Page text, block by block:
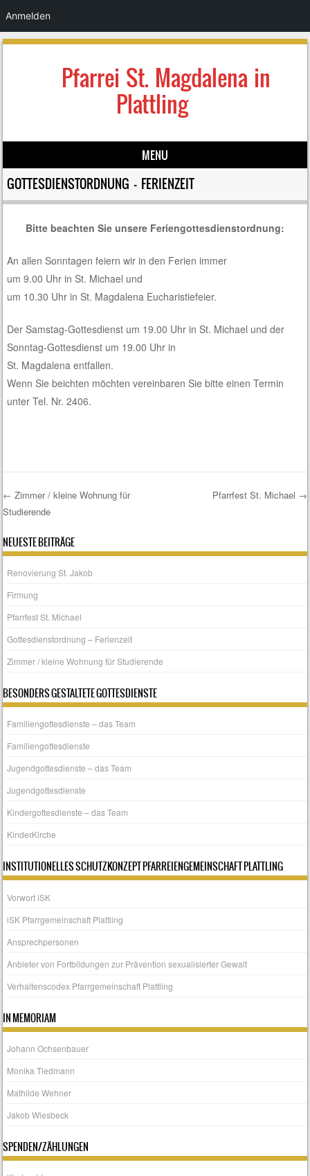
Pfarrei St. Magdalena in
Plattling
MENU
Skip to content
GOTTESDIENSTORDNUNG – FERIENZEIT
Bitte beachten Sie unsere Feriengottesdienstordnung:
An allen Sonntagen feiern wir in den Ferien immer
um 9.00 Uhr in St. Michael und
um 10.30 Uhr in St. Magdalena Eucharistiefeier.
Der Samstag-Gottesdienst um 19.00 Uhr in St. Michael und der
Sonntag-Gottesdienst um 19.00 Uhr in
St. Magdalena entfallen.
Wenn Sie beichten möchten vereinbaren Sie bitte einen Termin
unter Tel. Nr. 2406.
Post navigation
← Zimmer / kleine Wohnung für
Studierende
Pfarrfest St. Michael →
NEUESTE BEITRÄGE
Renovierung St. Jakob
Firmung
Pfarrfest St. Michael
Gottesdienstordnung – Ferienzeit
Zimmer / kleine Wohnung für Studierende
BESONDERS GESTALTETE GOTTESDIENSTE
Familiengottesdienste – das Team
Familiengottesdienste
Jugendgottesdienste – das Team
Jugendgottesdienste
Kindergottesdienste – das Team
KinderKirche
INSTITUTIONELLES SCHUTZKONZEPT PFARREIENGEMEINSCHAFT PLATTLING
Vorwort iSK
iSK Pfarrgemeinschaft Plattling
Ansprechpersonen
Anbieter von Fortbildungen zur Prävention sexualisierter Gewalt
Verhaltenscodex Pfarrgemeinschaft Plattling
IN MEMORIAM
Johann Ochsenbauer
Monika Tiedmann
Mathilde Wehner
Jakob Wiesbeck
SPENDEN/ZÄHLUNGEN
Anmelden